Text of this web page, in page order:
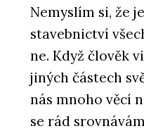
Nemyslím si, že
stavebnictví
ne. Když člověk
jiných částech
nás mnoho věcí
se rád